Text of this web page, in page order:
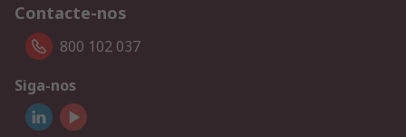
Contacte-nos
800 102 037
Siga-nos